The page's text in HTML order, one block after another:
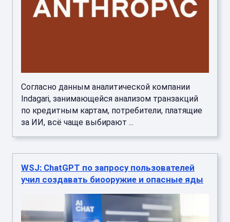
Согласно данным аналитической компании
Indagari, занимающейся анализом транзакций
по кредитным картам, потребители, платящие
за ИИ, всё чаще выбирают ...
WSJ: ChatGPT по запросу пользователей
учил создавать биооружие и опасные яды